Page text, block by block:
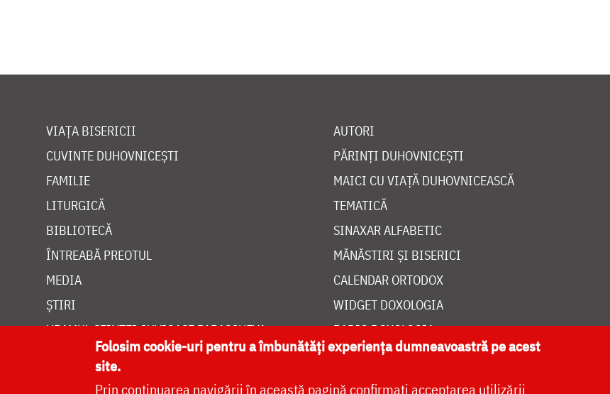
VIAȚA BISERICII
CUVINTE DUHOVNICEȘTI
FAMILIE
LITURGICĂ
BIBLIOTECĂ
ÎNTREABĂ PREOTUL
MEDIA
ȘTIRI
HRAMUL SFINTEI CUVIOASE PARASCHEVA
AUTORI
PĂRINȚI DUHOVNICEȘTI
MAICI CU VIAȚĂ DUHOVNICEASCĂ
TEMATICĂ
SINAXAR ALFABETIC
MĂNĂSTIRI ȘI BISERICI
CALENDAR ORTODOX
WIDGET DOXOLOGIA
RADIO DOXOLOGIA
Folosim cookie-uri pentru a îmbunătăți experiența dumneavoastră pe acest
site.
Prin continuarea navigării în această pagină confirmați acceptarea utilizării